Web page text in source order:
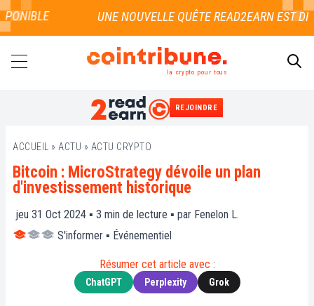
la crypto pour tous
REJOINDRE
ACCUEIL » ACTU » ACTU CRYPTO
Bitcoin : MicroStrategy dévoile un plan
d'investissement historique
jeu 31 Oct 2024 ▪ 3 min de lecture ▪ par Fenelon L.
S'informer ▪ Événementiel
Résumer cet article avec :
ChatGPT Perplexity Grok